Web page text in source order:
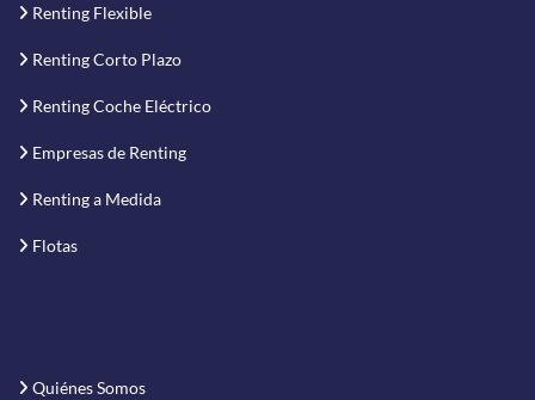
Renting Flexible
Renting Corto Plazo
Renting Coche Eléctrico
Empresas de Renting
Renting a Medida
Flotas
Quiénes Somos